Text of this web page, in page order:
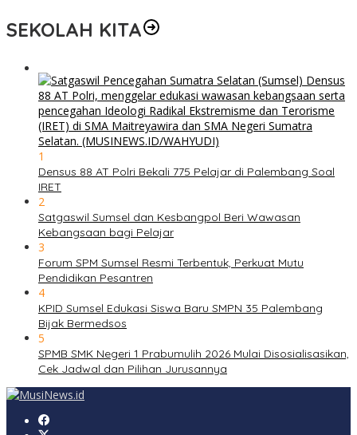
SEKOLAH KITA
1
Densus 88 AT Polri Bekali 775 Pelajar di Palembang Soal
IRET
2
Satgaswil Sumsel dan Kesbangpol Beri Wawasan
Kebangsaan bagi Pelajar
3
Forum SPM Sumsel Resmi Terbentuk, Perkuat Mutu
Pendidikan Pesantren
4
KPID Sumsel Edukasi Siswa Baru SMPN 35 Palembang
Bijak Bermedsos
5
SPMB SMK Negeri 1 Prabumulih 2026 Mulai Disosialisasikan,
Cek Jadwal dan Pilihan Jurusannya